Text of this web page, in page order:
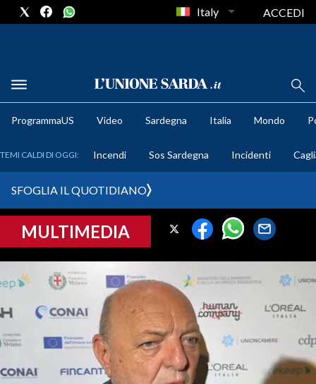
METEO
CRONACA SARDEGNA
PROVINCIA DI CAGLIARI
MEDIO CAMPIDANO
ORISTANO E PROVINCIA
SASSARI E PROVINCIA
Italy ACCEDI
ProgrammaUS Video Sardegna Italia Mondo
TEMI CALDI DI OGGI: Incendi Sos Sardegna Incidenti
SFOGLIA IL QUOTIDIANO
MULTIMEDIA